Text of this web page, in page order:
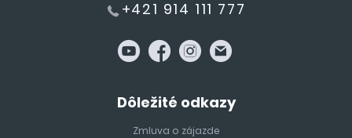
+421 914 111 777
Dôležité odkazy
Zmluva o zájazde